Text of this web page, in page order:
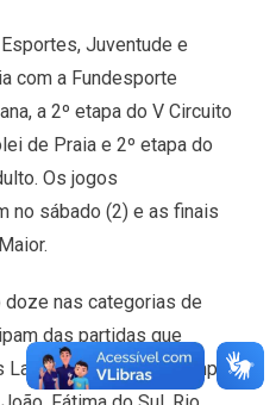
Juventude e
com a Fundesporte
a 2º etapa do V Circuito
de Praia e 2º etapa do
Os jogos
no sábado (2) e as finais
nas categorias de
das partidas que
Lagoas. Atletas de Campo